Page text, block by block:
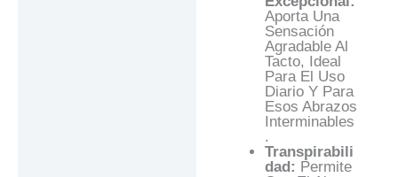
Aporta Una
Sensación
Agradable Al
Tacto, Ideal
Para El Uso
Diario Y Para
Esos Abrazos
Interminables
.
Transpirabili
Dad: Permite